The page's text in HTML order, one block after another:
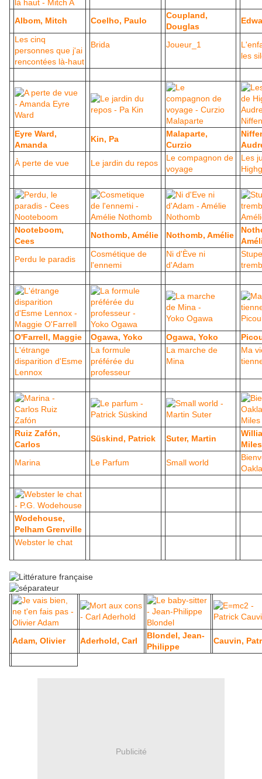
Albom, Mitch Coelho, Paulo
Coupland,
Douglas
Les cinq
personnes que j'ai
rencontées là-haut
Brida Joueur_1
les
Eyre Ward,
Amanda
Kin, Pa
Malaparte,
Curzio
À perte de vue
Le jardin du repos
Le compagnon de
voyage
Les
Nooteboom,
Cees
Nothomb, Amélie Nothomb, Amélie
Perdu le paradis
Cosmétique de
l'ennemi
Ni d'Ève ni
d'Adam
O'Farrell, Maggie Ogawa, Yoko Ogawa, Yoko
L'étrange
disparition d'Esme
Lennox
La formule
préférée du
professeur
La marche de
Mina
Ma
Ruiz Zafón,
Carlos
Süskind, Patrick Suter, Martin
Miles
Marina
Le Parfum Small world
Wodehouse,
Pelham Grenville
Webster le chat
Adam, Olivier Aderhold, Carl
Blondel, Jean-
Philippe
Cauvin,
Publicité